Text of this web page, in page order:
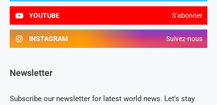
YOUTUBE S’abonner
INSTAGRAM Suivez-nous
Newsletter
Subscribe our newsletter for latest world news. Let's stay